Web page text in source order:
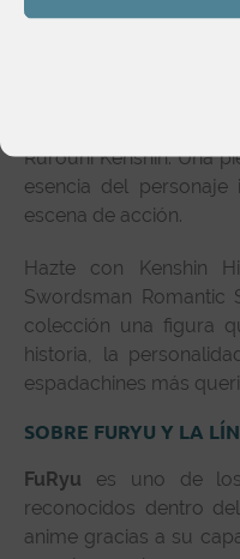
La serenidad de su
elegancia de su
Rurouni Kenshin. Una
esencia del
escena de acción.
Hazte con Kenshin
Swordsman Romantic
colección una figura
historia, la
espadachines más
SOBRE FURYU Y LA
FuRyu es uno de los
reconocidos dentro
anime gracias a su